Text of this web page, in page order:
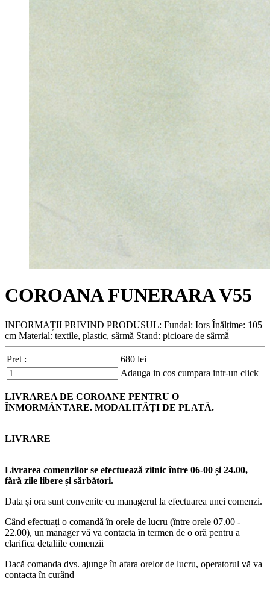
COROANA FUNERARA V55
INFORMAȚII PRIVIND PRODUSUL: Fundal: Iors Înălțime: 105
cm Material: textile, plastic, sârmă Stand: picioare de sârmă
Pret : 680 lei
Adauga in cos cumpara intr-un click
LIVRAREA DE COROANE PENTRU O
ÎNMORMÂNTARE. MODALITĂȚI DE PLATĂ.
LIVRARE
Livrarea comenzilor se efectuează zilnic între 06-00 și 24.00,
fără zile libere și sărbători.
Data și ora sunt convenite cu managerul la efectuarea unei comenzi.
Când efectuați o comandă în orele de lucru (între orele 07.00 -
22.00), un manager vă va contacta în termen de o oră pentru a
clarifica detaliile comenzii
Dacă comanda dvs. ajunge în afara orelor de lucru, operatorul vă va
contacta în curând